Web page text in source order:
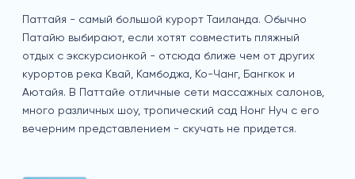
Паттайя - самый большой курорт Таиланда. Обычно
Патайю выбирают, если хотят совместить пляжный
отдых с экскурсионкой - отсюда ближе чем от других
курортов река Квай, Камбоджа, Ко-Чанг, Бангкок и
Аютайя. В Паттайе отличные сети массажных салонов,
много различных шоу, тропический сад Нонг Нуч с его
вечерним представлением - скучать не придется.